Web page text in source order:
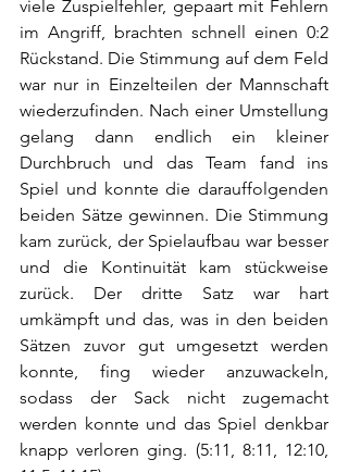
viele Zuspielfehler, gepaart mit Fehlern
im Angriff, brachten schnell einen 0:2
Rückstand. Die Stimmung auf dem Feld
war nur in Einzelteilen der Mannschaft
wiederzufinden. Nach einer Umstellung
gelang dann endlich ein kleiner
Durchbruch und das Team fand ins
Spiel und konnte die darauffolgenden
beiden Sätze gewinnen. Die Stimmung
kam zurück, der Spielaufbau war besser
und die Kontinuität kam stückweise
zurück. Der dritte Satz war hart
umkämpft und das, was in den beiden
Sätzen zuvor gut umgesetzt werden
konnte, fing wieder anzuwackeln,
sodass der Sack nicht zugemacht
werden konnte und das Spiel denkbar
knapp verloren ging. (5:11, 8:11, 12:10,